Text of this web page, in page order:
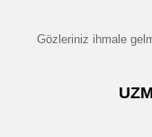
Gözleriniz ihmale